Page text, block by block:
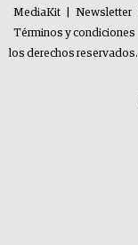
MediaKit Newsletter
Términos y condiciones
los derechos reservados.